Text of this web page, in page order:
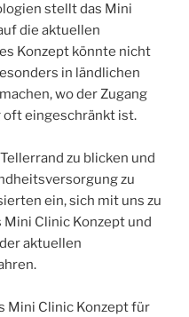
stellt das Mini
die aktuellen
Konzept könnte nicht
in ländlichen
wo der Zugang
oft eingeschränkt ist.
zu blicken und
zu
ein, sich mit uns zu
Clinic Konzept und
aktuellen
Mini Clinic Konzept für